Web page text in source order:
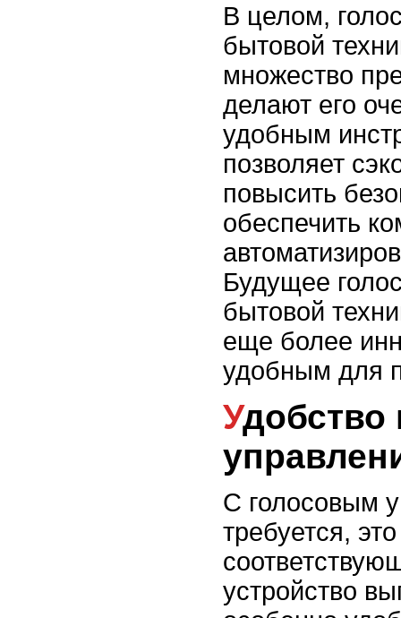
В целом,
бытовой
множество
делают его
удобным
позволяет
повысить
обеспечить
Будущее
бытовой
еще более
удобным для
Удобство голосового
С голосовым
требуется,
устройство